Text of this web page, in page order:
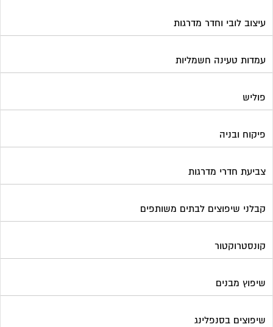
עיצוב לובי וחדר מדרגות
עמדות טעינה חשמליות
פוליש
פיקוח ובניה
צביעת חדרי מדרגות
קבלני שיפוצים לבתים משותפים
קונסטרוקטור
שיפוץ מבנים
שיפוצים בסנפלינג